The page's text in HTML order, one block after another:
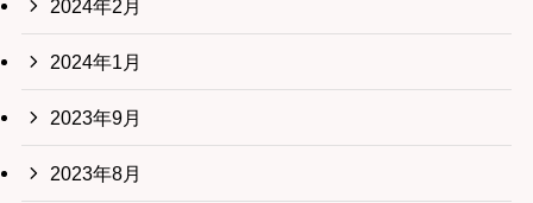
2024年2月
2024年1月
2023年9月
2023年8月